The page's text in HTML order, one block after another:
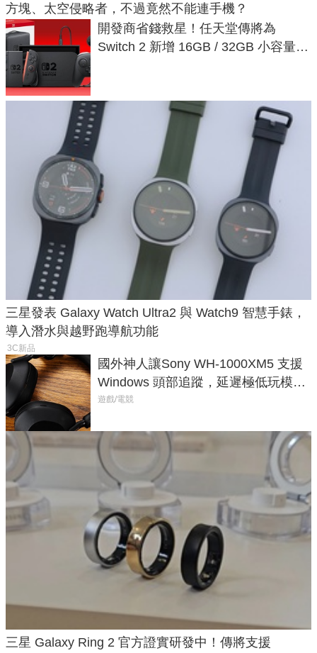
方塊、太空侵略者，不過竟然不能連手機？
開發商省錢救星！任天堂傳將為
Switch 2 新增 16GB / 32GB 小容量遊
三星發表 Galaxy Watch Ultra2 與 Watch9 智慧手錶，
導入潛水與越野跑導航功能
3C新品
國外神人讓Sony WH-1000XM5 支援
Windows 頭部追蹤，延遲極低玩模擬
飛行超有感
遊戲/電競
三星 Galaxy Ring 2 官方證實研發中！傳將支援